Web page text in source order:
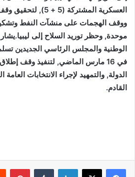
العسكرية المشتركة (5
ووقف الهجمات على منشآت النفط
موحدة, وحظر توريد السلاح إلى
الوطنية والمجلس الرئاسي الجديدين
في 16 مارس الماضي, لتنفيذ وقف
القادم.
لينكدإن